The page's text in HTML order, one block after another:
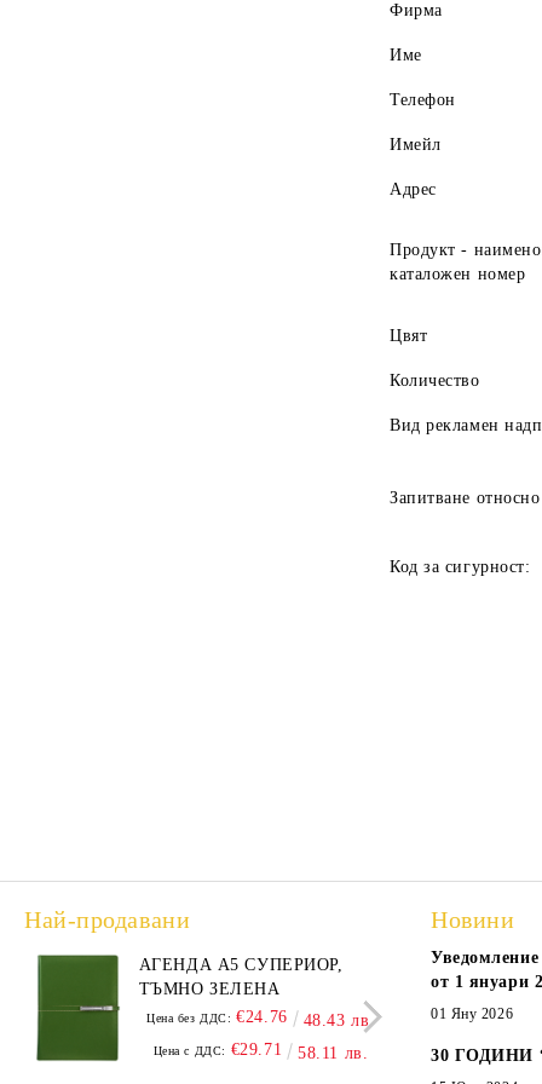
Фирма
Име
Телефон
Имейл
Адрес
Продукт -
каталожен номер
Цвят
Количество
Вид рекламен
Запитване относно
Код за сигурност:
Най-продавани
АГЕНДА А5 СУПЕРИОР,
ТЪМНО ЗЕЛЕНА
Цена без ДДС: €24.76 48.43 лв.
Цена с ДДС: €29.71 58.11 лв.
А5,
Цена
Новини
Уведомление
от 1 януари
01 Яну 2026
30 ГОДИНИ